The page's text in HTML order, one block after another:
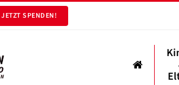
JETZT SPENDEN!